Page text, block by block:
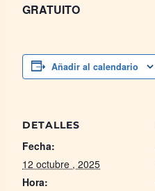
GRATUITO
Añadir al calendario
DETALLES
Fecha:
12 octubre , 2025
Hora: